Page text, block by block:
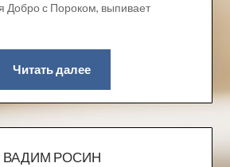
с Пороком, выпивает
Читать далее
ВАДИМ РОСИН